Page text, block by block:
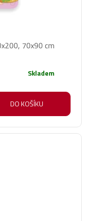
70x90 cm
Skladem
DO KOŠÍKU